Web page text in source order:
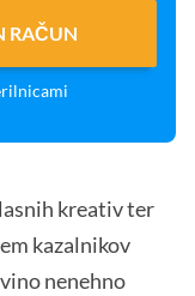
RAČUN
kreativ ter
kazalnikov
nenehno